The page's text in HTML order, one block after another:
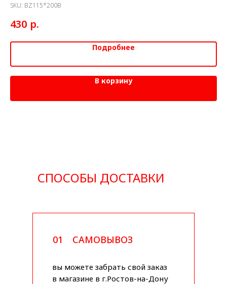
SKU: BZ115*200B
430 р.
Подробнее
В корзину
СПОСОБЫ ДОСТАВКИ
САМОВЫВОЗ
01
вы можете забрать свой заказ
в магазине в г.Ростов-на-Дону